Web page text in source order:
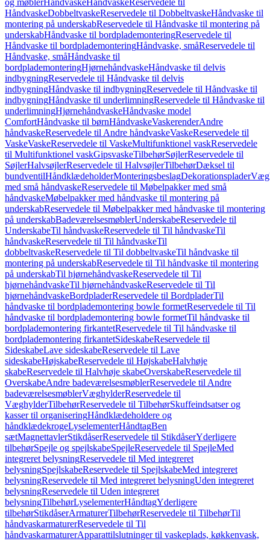
og møblerHåndvaskeHåndvaskeReservedele til
HåndvaskeDobbeltvaskeReservedele til DobbeltvaskeHåndvaske til
montering på underskabReservedele til Håndvaske til montering på
underskabHåndvaske til bordplademonteringReservedele til
Håndvaske til bordplademonteringHåndvaske, småReservedele til
Håndvaske, småHåndvaske til
bordplademonteringHjørnehåndvaskeHåndvaske til delvis
indbygningReservedele til Håndvaske til delvis
indbygningHåndvaske til indbygningReservedele til Håndvaske til
indbygningHåndvaske til underlimningReservedele til Håndvaske til
underlimningHjørnehåndvaskeHåndvaske model
ComfortHåndvaske til børnHåndvaskeVaskerenderAndre
håndvaskeReservedele til Andre håndvaskeVaskeReservedele til
VaskeVaskeReservedele til VaskeMultifunktionel vaskReservedele
til Multifunktionel vaskGipsvaskeTilbehørSøjlerReservedele til
SøjlerHalvsøjlerReservedele til HalvsøjlerTilbehørDæksel til
bundventilHåndklædeholderMonteringsbeslagDekorationsplader
med små håndvaskeReservedele til Møbelpakker med små
håndvaskeMøbelpakker med håndvaske til montering på
underskabReservedele til Møbelpakker med håndvaske til montering
på underskabBadeværelsesmøblerUnderskabeReservedele til
UnderskabeTil håndvaskeReservedele til Til håndvaskeTil
håndvaskeReservedele til Til håndvaskeTil
dobbeltvaskeReservedele til Til dobbeltvaskeTil håndvaske til
montering på underskabReservedele til Til håndvaske til montering
på underskabTil hjørnehåndvaskeReservedele til Til
hjørnehåndvaskeTil hjørnehåndvaskeReservedele til Til
hjørnehåndvaskeBordpladerReservedele til BordpladerTil
håndvaske til bordplademontering bowle formetReservedele til Til
håndvaske til bordplademontering bowle formetTil håndvaske til
bordplademontering firkantetReservedele til Til håndvaske til
bordplademontering firkantetSideskabeReservedele til
SideskabeLave sideskabeReservedele til Lave
sideskabeHøjskabeReservedele til HøjskabeHalvhøje
skabeReservedele til Halvhøje skabeOverskabeReservedele til
OverskabeAndre badeværelsesmøblerReservedele til Andre
badeværelsesmøblerVæghylderReservedele til
VæghylderTilbehørReservedele til TilbehørSkuffeindsatser og
kasser til organiseringHåndklædeholdere og
håndklædekrogeLyselementerHåndtagBen
sætMagnettavlerStikdåserReservedele til StikdåserYderligere
tilbehørSpejle og spejlskabeSpejleReservedele til SpejleMed
integreret belysningReservedele til Med integreret
belysningSpejlskabeReservedele til SpejlskabeMed integreret
belysningReservedele til Med integreret belysningUden integreret
belysningReservedele til Uden integreret
belysningTilbehørLyselementerHåndtagYderligere
tilbehørStikdåserArmaturerTilbehørReservedele til TilbehørTil
håndvaskarmaturerReservedele til Til
håndvaskarmaturerApparattilslutninger til vaskeplads, køkkenvask,